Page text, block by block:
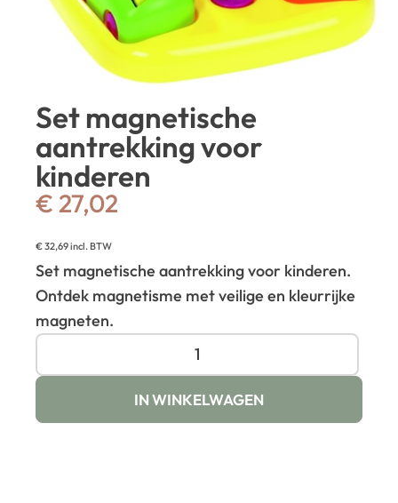
Set magnetische
aantrekking voor
kinderen
€ 27,02
€32,69incl. BTW
Set magnetische aantrekking voor kinderen.
Ontdek magnetisme met veilige en kleurrijke
magneten.
IN WINKELWAGEN